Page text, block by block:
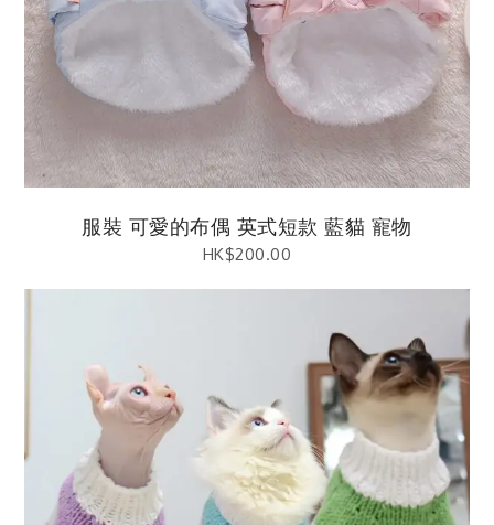
服裝 可愛的布偶 英式短款 藍貓 寵物
HK$200.00